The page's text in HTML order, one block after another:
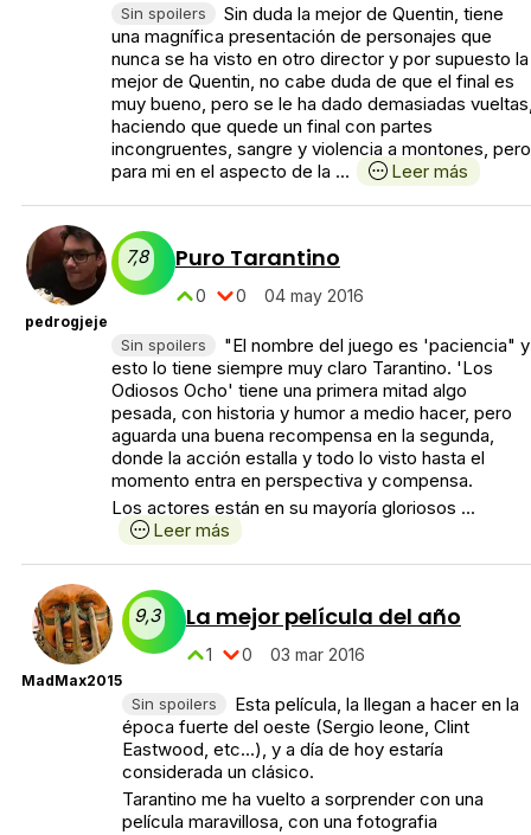
Sin spoilers
Sin duda la mejor de Quentin, tiene
una magnífica presentación de personajes que
nunca se ha visto en otro director y por supuesto la
mejor de Quentin, no cabe duda de que el final es
muy bueno, pero se le ha dado demasiadas
haciendo que quede un final con partes
incongruentes, sangre y violencia a montones, pero
para mi en el aspecto de la ...
Leer más
pedrogjeje
7,8 Puro Tarantino
0 0 04 may 2016
Sin spoilers
"El nombre del juego es 'paciencia" y
esto lo tiene siempre muy claro Tarantino. 'Los
Odiosos Ocho' tiene una primera mitad algo
pesada, con historia y humor a medio hacer, pero
aguarda una buena recompensa en la segunda,
donde la acción estalla y todo lo visto hasta el
momento entra en perspectiva y compensa.
Los actores están en su mayoría gloriosos ...
Leer más
MadMax2015
9,3 La mejor película del año
1 0 03 mar 2016
Sin spoilers
Esta película, la llegan a hacer en la
época fuerte del oeste (Sergio leone, Clint
Eastwood, etc...), y a día de hoy estaría
considerada un clásico.
Tarantino me ha vuelto a sorprender con una
película maravillosa, con una fotografia